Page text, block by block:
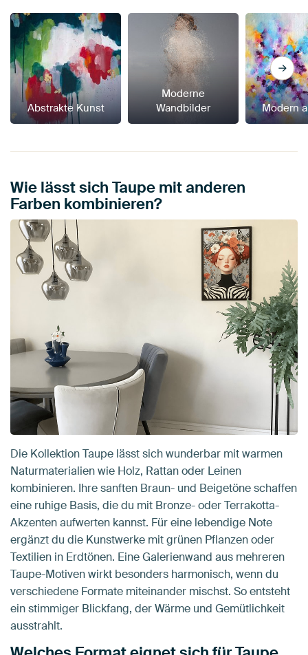
Abstrakte Kunst
Moderne
Wandbilder
Modern
Wie lässt sich Taupe mit anderen
Farben kombinieren?
Die Kollektion Taupe lässt sich wunderbar mit warmen
Naturmaterialien wie Holz, Rattan oder Leinen
kombinieren. Ihre sanften Braun- und Beigetöne schaffen
eine ruhige Basis, die du mit Bronze- oder Terrakotta-
Akzenten aufwerten kannst. Für eine lebendige Note
ergänzt du die Kunstwerke mit grünen Pflanzen oder
Textilien in Erdtönen. Eine Galerienwand aus mehreren
Taupe-Motiven wirkt besonders harmonisch, wenn du
verschiedene Formate miteinander mischst. So entsteht
ein stimmiger Blickfang, der Wärme und Gemütlichkeit
ausstrahlt.